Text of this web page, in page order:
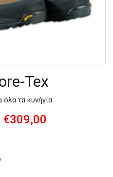
Tex
όλα τα κυνήγια.
€309,00